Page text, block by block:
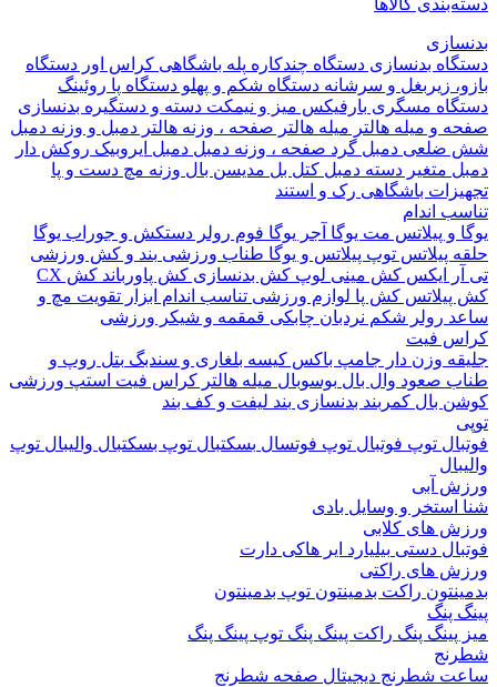
کالاها
بدنسازیدستگاه چندکارهپله باشگاهیکراس اوردستگاه
زیربغل و سرشانه دستگاه شکم و پهلودستگاه پاروئینگ
مسگریبارفیکسمیز و نیمکتدسته و دستگیره بدنسازی
و میله هالتر میله هالتر صفحه ، وزنه هالتر دمبل و وزنه دمبل
دمبل گرد صفحه ، وزنه دمبل دمبل ایروبیک روکش دار
متغیردسته دمبل کتل بلمدیسن بالوزنه مچ دست و پا
باشگاهیرک و استند
اندام
و پیلاتسمت یوگاآجر یوگا فوم رولر دستکش و جوراب یوگا
پیلاتستوپ پیلاتس و یوگاطناب ورزشی بند و کش ورزشی
ایکس کش مینی لوپ کش بدنسازیکش پاورباندکش CX
کش پالوازم ورزشی تناسب اندام ابزار تقویت مچ و
رولر شکم نردبان چابکیقمقمه و شیکر ورزشی
فیت
وزن دارجامپ باکسکیسه بلغاری و سندبگبتل روپ و
صعودوال بال بوسوبالمیله هالتر کراس فیت استپ ورزشی
بالکمربند بدنسازیبند لیفت و کف بند
توپ فوتبالتوپ فوتسالبسکتبالتوپ بسکتبالوالیبال توپ
آبی
و وسایل بادی
های کلابی
دستیبیلیاردایر هاکیدارت
های راکتی
راکت بدمینتونتوپ بدمینتون
پنگ
پنگراکت پینگ پنگتوپ پینگ پنگ
شطرنج دیجیتالصفحه شطرنج